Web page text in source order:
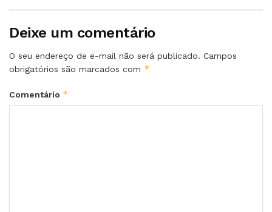
Deixe um comentário
O seu endereço de e-mail não será publicado. Campos
obrigatórios são marcados com *
Comentário *